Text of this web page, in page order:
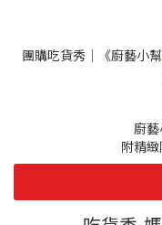
團購吃貨秀｜《廚藝小
廚
附精
強力
英
◆